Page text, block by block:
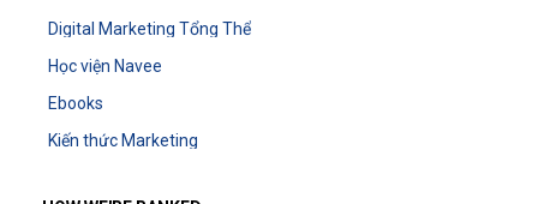
Digital Marketing Tổng Thể
Học viện Navee
Ebooks
Kiến thức Marketing